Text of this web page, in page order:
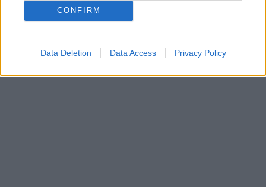
CONFIRM
Data Deletion Data Access Privacy Policy